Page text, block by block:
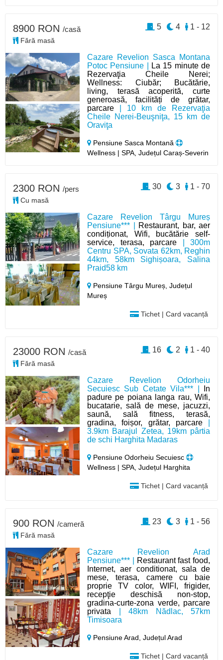
Cazare Revelion Sasca Montana
Potoc Pensiune |
La 15 minute de
Rezervaţia Cheile Nerei;
Wellness: Ciubăr; Bucătărie,
living, terasă acoperită, curte
generoasă, facilități de grătar,
parcare | 10 km de Rezervaţia
Cheile Nerei-Beuşniţa, 15 km de
Oraviţa
Pensiune Sasca Montană
Wellness | SPA, Județul Caraș-Severin
8900 RON /casă
Fără masă
1 - 12
4
5
Cazare Revelion Târgu Mureș
Pensiune*** |
Restaurant, bar, aer
condiționat, Wifi, bucătărie self-
service, terasa, parcare | 300m
Centru SPA, Sovata 62km, Reghin
44km, 58km Sighișoara, Salina
Praid58 km
Pensiune Târgu Mureș,Județul
Mureș
Tichet | Card vacanță
2300 RON /pers
Cu masă
1 - 70
3
30
Cazare Revelion Odorheiu
Secuiesc Sub Cetate Vila*** |
In
padure pe poiana langa rau, Wifi,
bucatarie, sală de mese, jacuzzi,
saună, sală fitness, terasă,
gradina, foișor, grătar, parcare|
3.9km Barajul Zetea, 19km pârtia
de schi Harghita Madaras
Pensiune Odorheiu Secuiesc
Wellness | SPA, Județul Harghita
Tichet | Card vacanță
23000 RON /casă
Fără masă
1 - 40
2
16
Cazare Revelion Arad
Pensiune*** |
Restaurant fast food,
Internet, aer conditionat, sala de
mese, terasa, camere cu baie
proprie TV color, WIFI, frigider,
recepţie deschisă non-stop,
gradina-curte-zona verde, parcare
privata | 48km Nădlac, 57km
Timisoara
Pensiune Arad,Județul Arad
Tichet | Card vacanță
900 RON /cameră
Fără masă
1 - 56
3
23